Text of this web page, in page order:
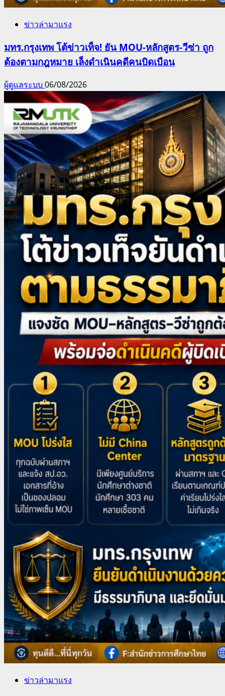
ข่าวล่ามาแรง
มทร.กรุงเทพ โต้ข่าวเท็จ! ยัน MOU-หลักสูตร-วีซ่า ถูก
ต้องตามกฎหมาย เล็งดำเนินคดีคนบิดเบือน
ผู้ดูแลระบบ 06/08/2026
ข่าวล่ามาแรง